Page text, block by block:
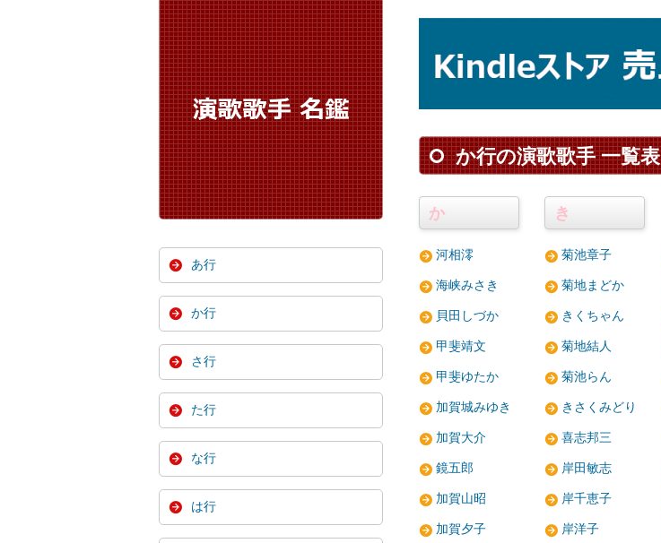
か行の演歌歌手 一覧表
か
河相澪
海峡みさき
貝田しづか
甲斐靖文
甲斐ゆたか
加賀城みゆき
加賀大介
鏡五郎
加賀山昭
加賀夕子
き
菊池章子
菊地まどか
きくちゃん
菊地結人
菊池らん
きさくみどり
喜志邦三
岸田敏志
岸千恵子
岸洋子
あ行
か行
さ行
た行
な行
は行